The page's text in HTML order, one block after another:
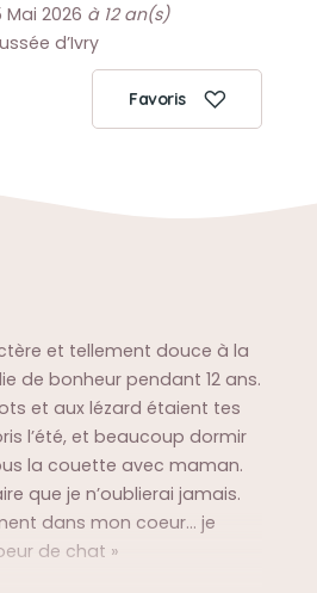
2026 à 12 an(s)
d’Ivry
Favoris
et tellement douce à la
de bonheur pendant 12 ans.
et aux lézard étaient tes
l’été, et beaucoup dormir
la couette avec maman.
que je n’oublierai jamais.
dans mon coeur… je
de chat »